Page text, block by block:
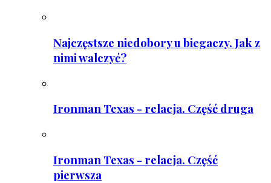
Najczęstsze niedobory u biegaczy. Jak z
nimi walczyć?
Ironman Texas - relacja. Część druga
Ironman Texas - relacja. Część
pierwsza